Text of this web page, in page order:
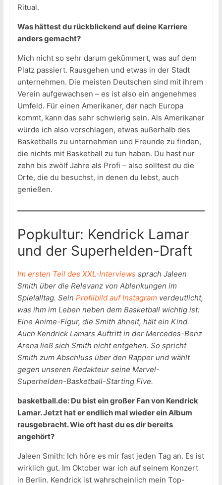
Ritual.
Was hättest du rückblickend auf deine Karriere
anders gemacht?
Mich nicht so sehr darum gekümmert, was auf dem
Platz passiert. Rausgehen und etwas in der Stadt
unternehmen. Die meisten Deutschen sind mit ihrem
Verein aufgewachsen – es ist also ein angenehmes
Umfeld. Für einen Amerikaner, der nach Europa
kommt, kann das sehr schwierig sein. Als Amerikaner
würde ich also vorschlagen, etwas außerhalb des
Basketballs zu unternehmen und Freunde zu finden,
die nichts mit Basketball zu tun haben. Du hast nur
zehn bis zwölf Jahre als Profi – also solltest du die
Orte, die du besuchst, in denen du lebst, auch
genießen.
Popkultur: Kendrick Lamar
und der Superhelden-Draft
Im ersten Teil des XXL-Interviews sprach Jaleen
Smith über die Relevanz von Ablenkungen im
Spielalltag. Sein Profilbild auf Instagramverdeutlicht,
was ihm im Leben neben dem Basketball wichtig ist:
Eine Anime-Figur, die Smith ähnelt, hält ein Kind.
Auch Kendrick Lamars Auftritt in der Mercedes-Benz
Arena ließ sich Smith nicht entgehen. So spricht
Smith zum Abschluss über den Rapper und wählt
gegen unseren Redakteur seine Marvel-
Superhelden-Basketball-Starting Five.
basketball.de: Du bist ein großer Fan von Kendrick
Lamar. Jetzt hat er endlich mal wieder ein Album
rausgebracht. Wie oft hast du es dir bereits
angehört?
Jaleen Smith: Ich höre es mir fast jeden Tag an. Es ist
wirklich gut. Im Oktober war ich auf seinem Konzert
in Berlin. Kendrick ist wahrscheinlich mein Top-